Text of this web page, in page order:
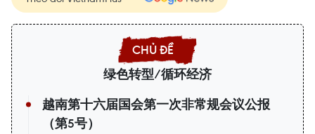
绿色转型/循环经济
越南第十六届国会第一次非常规会议公报
（第5号）